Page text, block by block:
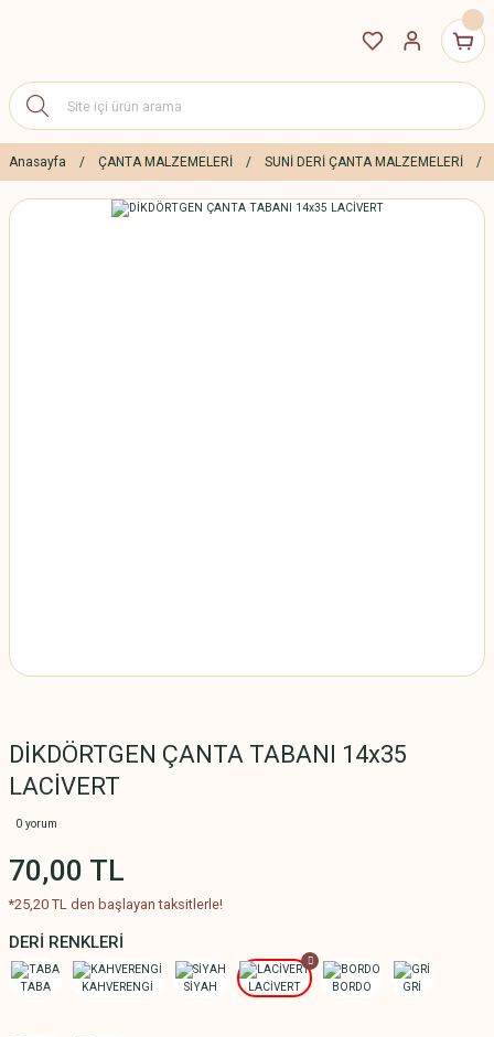
Anasayfa ÇANTA MALZEMELERİ SUNİ DERİ ÇANTA MALZEMELERİ
DİKDÖRTGEN ÇANTA TABANI 14x35
LACİVERT
0 yorum
70,00 TL
*25,20 TL den başlayan taksitlerle!
DERİ RENKLERİ